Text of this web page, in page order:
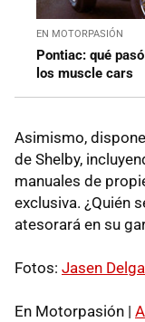
EN MOTORPASIÓN
Pontiac: qué
los muscle cars
Asimismo,
de Shelby,
manuales de
exclusiva. ¿Quién
atesorará en su
Fotos: Jasen
En Motorpasión |